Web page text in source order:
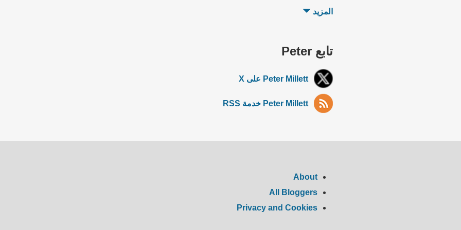
المزيد
تابع Peter
Peter Millett على X
Peter Millett خدمة RSS
About
All Bloggers
Privacy and Cookies